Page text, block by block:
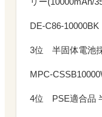
DE-C86-10000BK
3位 半固体電池
MPC-
4位 PSE適合品